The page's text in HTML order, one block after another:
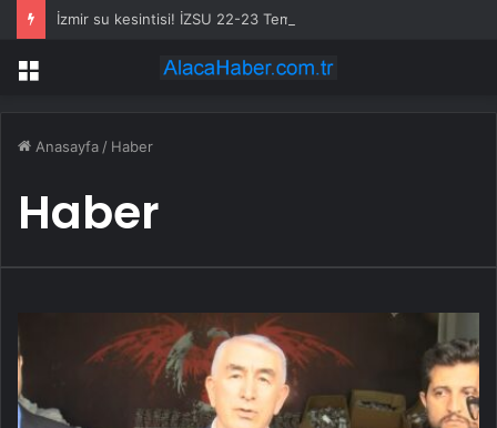
Menü
Anasayfa / Haber
Haber